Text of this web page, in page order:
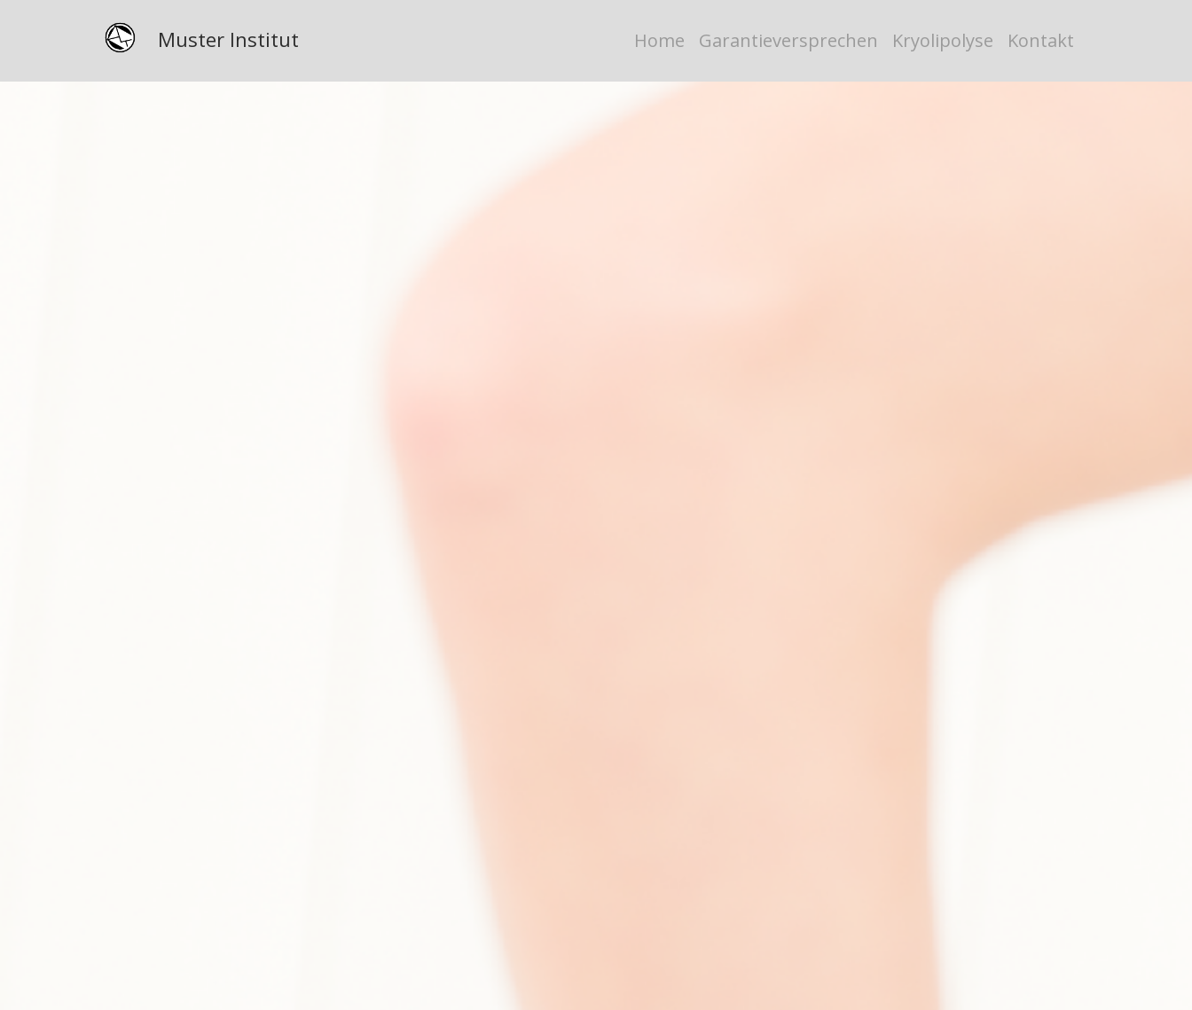
Muster Institut Home Garantieversprechen Kryolipolyse Kontakt